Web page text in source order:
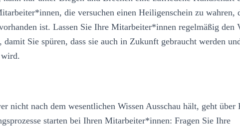
die versuchen einen Heiligenschein zu wahren,
ist. Lassen Sie Ihre Mitarbeiter*innen regelmäßig den
damit Sie spüren, dass sie auch in Zukunft gebraucht werden
wird.
nicht nach dem wesentlichen Wissen Ausschau hält, geht über
starten bei Ihren Mitarbeiter*innen: Fragen Sie Ihre